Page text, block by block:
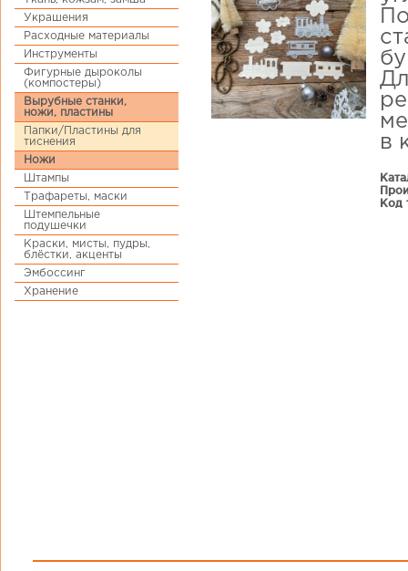
Украшения
Расходные материалы
Инструменты
Фигурные дыроколы
(компостеры)
Вырубные станки,
ножи, пластины
Папки/Пластины для
тиснения
Ножи
Штампы
Трафареты, маски
Штемпельные
подушечки
Краски, мисты, пудры,
блёстки, акценты
Эмбоссинг
Хранение
в
Код